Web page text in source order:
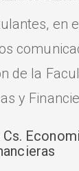
en
de la
y